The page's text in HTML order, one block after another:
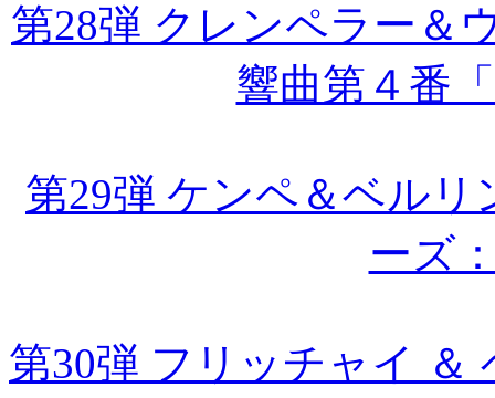
第28弾 クレンペラー＆
響曲第４番
第29弾 ケンペ＆ベルリ
ーズ
第30弾 フリッチャイ ＆